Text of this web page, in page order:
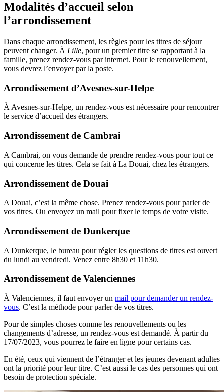
Modalités d’accueil selon
l’arrondissement
Dans chaque arrondissement, les règles pour les titres de séjour
peuvent changer. À Lille, pour un premier titre se rapportant à la
famille, prenez rendez-vous par internet. Pour le renouvellement,
vous devrez l’envoyer par la poste.
Arrondissement d’Avesnes-sur-Helpe
À Avesnes-sur-Helpe, un rendez-vous est nécessaire pour rencontrer
le service d’accueil des étrangers.
Arrondissement de Cambrai
A Cambrai, on vous demande de prendre rendez-vous pour tout ce
qui concerne les titres. Cela se fait à La Douai, chez les étrangers.
Arrondissement de Douai
A Douai, c’est la même chose. Prenez rendez-vous pour parler de
vos titres. Ou envoyez un mail pour fixer le temps de votre visite.
Arrondissement de Dunkerque
A Dunkerque, le bureau pour régler les questions de titres est ouvert
du lundi au vendredi. Venez entre 8h30 et 11h30.
Arrondissement de Valenciennes
À Valenciennes, il faut envoyer un mail pour demander un rendez-
vous. C’est la méthode pour parler de vos titres.
Pour de simples choses comme les renouvellements ou les
changements d’adresse, un rendez-vous est demandé. À partir du
17/07/2023, vous pourrez le faire en ligne pour certains cas.
En été, ceux qui viennent de l’étranger et les jeunes devenant adultes
ont la priorité pour leur titre. C’est aussi le cas des personnes qui ont
besoin de protection spéciale.